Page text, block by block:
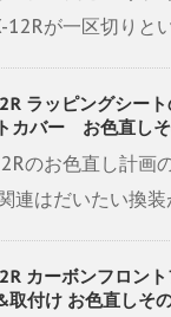
12Rが一区切りと
ラッピングシー
カバー お色直しそ
のお色直し計画
連はだいたい換
カーボンフロン
取付け お色直しそ